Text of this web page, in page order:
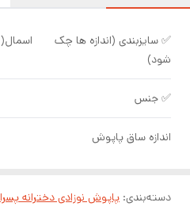
✅ سایزبندی (اندازه ها چک
شود)
✅ جنس
اندازه ساق پاپوش
دسته‌بندی: پاپوش نوزادی دخترانه